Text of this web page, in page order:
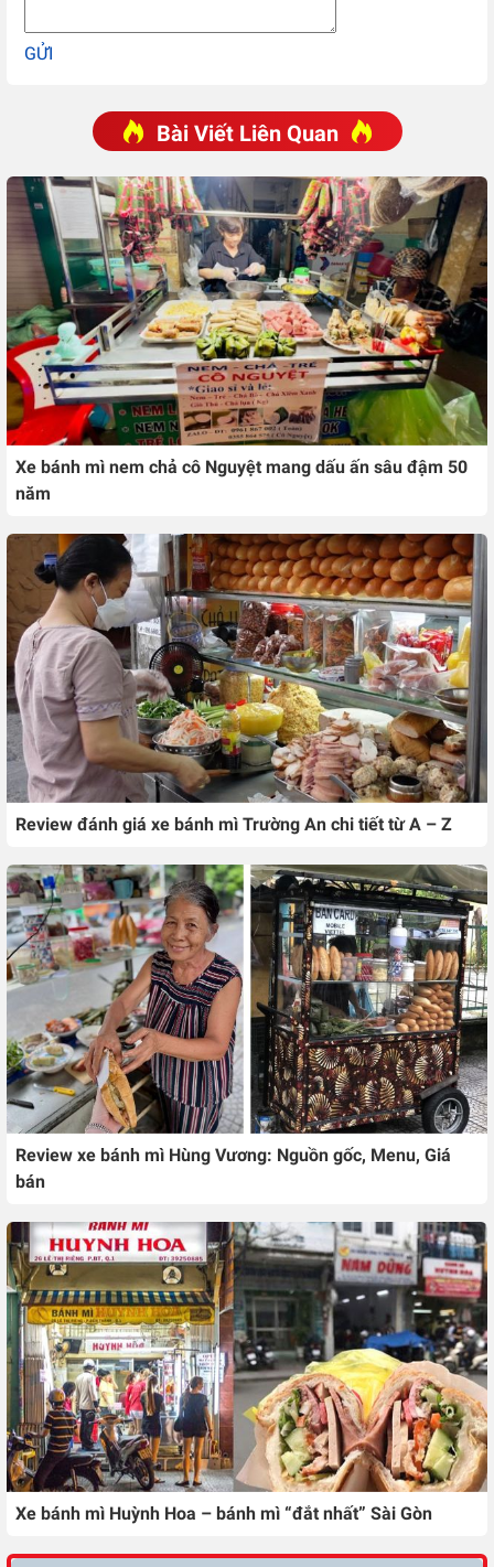
GỬI
Bài Viết Liên Quan
Xe bánh mì nem chả cô Nguyệt mang dấu ấn sâu đậm 50
năm
Review đánh giá xe bánh mì Trường An chi tiết từ A – Z
Review xe bánh mì Hùng Vương: Nguồn gốc, Menu, Giá
bán
Xe bánh mì Huỳnh Hoa – bánh mì “đắt nhất” Sài Gòn